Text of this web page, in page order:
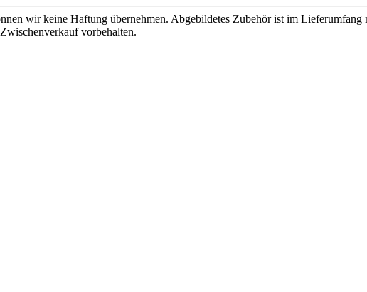
wir keine Haftung übernehmen. Abgebildetes Zubehör ist im
vorbehalten.